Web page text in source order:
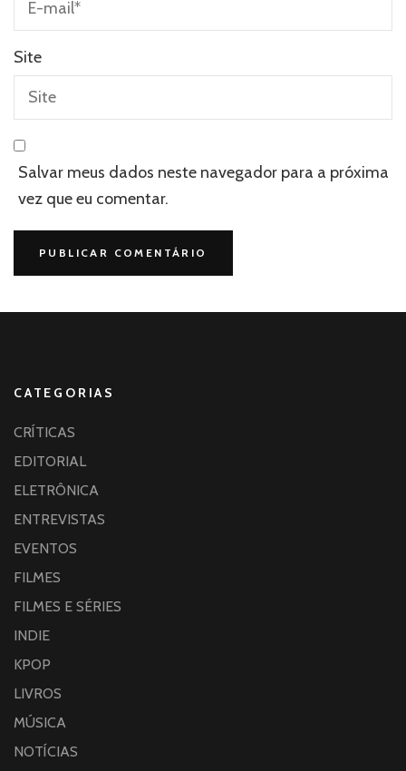
Site
Salvar meus dados neste navegador para a próxima
vez que eu comentar.
CATEGORIAS
CRÍTICAS
EDITORIAL
ELETRÔNICA
ENTREVISTAS
EVENTOS
FILMES
FILMES E SÉRIES
INDIE
KPOP
LIVROS
MÚSICA
NOTÍCIAS